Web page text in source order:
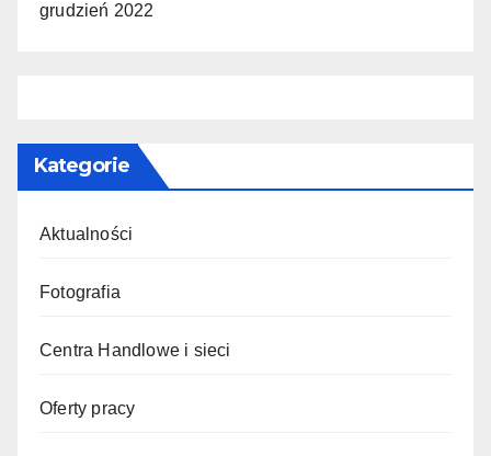
grudzień 2022
Kategorie
Aktualności
Fotografia
Centra Handlowe i sieci
Oferty pracy